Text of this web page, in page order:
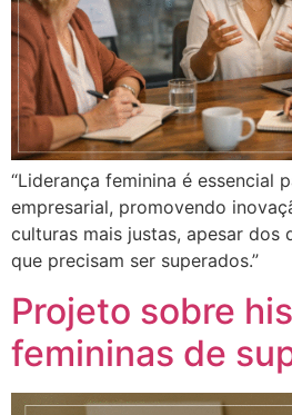
“Liderança feminina é essencial
empresarial, promovendo
culturas mais justas, apesar dos
que precisam ser superados.”
Projeto sobre
femininas de